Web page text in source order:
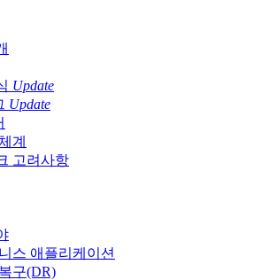
Update
Update
계
고려사항
스 애플리케이션
구(DR)